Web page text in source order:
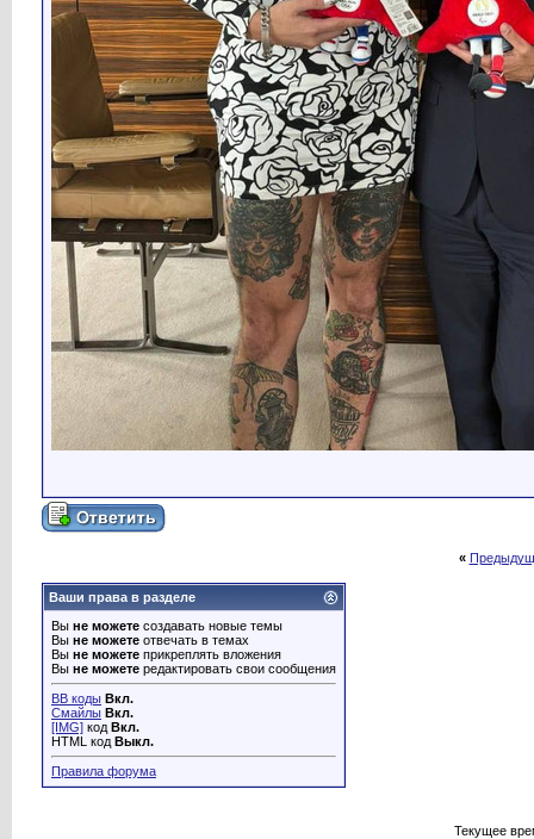
«
Ваши права в разделе
Вы не можете создавать новые темы
Вы не можете отвечать в темах
Вы не можете прикреплять вложения
Вы не можете редактировать свои сообщения
BB коды Вкл.
Смайлы Вкл.
[IMG] код Вкл.
HTML код Выкл.
Правила форума
Текущее